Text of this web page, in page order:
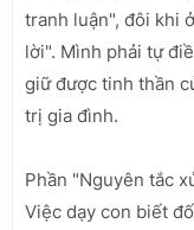
tranh luận", đôi khi
lời". Mình phải tự
giữ được tinh thần
trị gia đình.
Phần "Nguyên tắc
Việc dạy con biết